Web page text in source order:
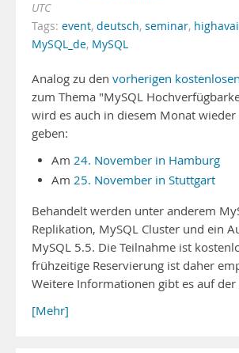
UTC
Tags: event, deutsch, seminar,
MySQL_de, MySQL
Analog zu den vorherigen
zum Thema "MySQL
wird es auch in diesem Monat wieder
geben:
Am 24. November in Hamburg
Am 25. November in Stuttgart
Behandelt werden unter anderem
Replikation, MySQL Cluster und ein
MySQL 5.5. Die Teilnahme ist
frühzeitige Reservierung ist daher
Weitere Informationen gibt es auf
[Mehr]